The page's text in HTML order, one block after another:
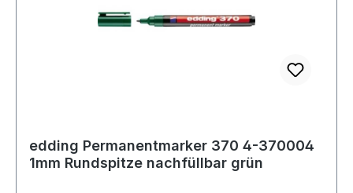
edding Permanentmarker 370 4-370004
1mm Rundspitze nachfüllbar grün